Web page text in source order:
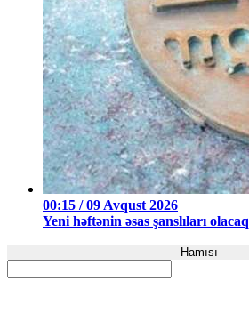
00:15 / 09 Avqust 2026
Yeni həftənin əsas şanslıları olacaq
Hamısı